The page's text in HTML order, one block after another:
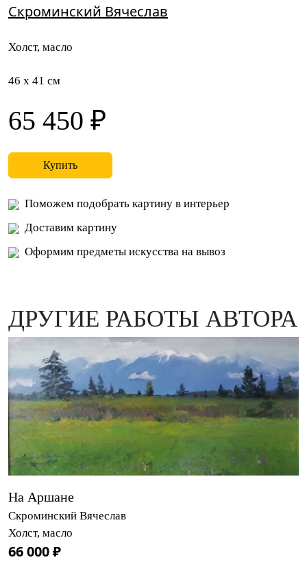
Скроминский Вячеслав
Холст, масло
46 x 41 см
65 450 ₽
Купить
Поможем подобрать картину в интерьер
Доставим картину
Оформим предметы искусства на вывоз
ДРУГИЕ РАБОТЫ АВТОРА
На Аршане
Скроминский Вячеслав
Холст, масло
66 000 ₽